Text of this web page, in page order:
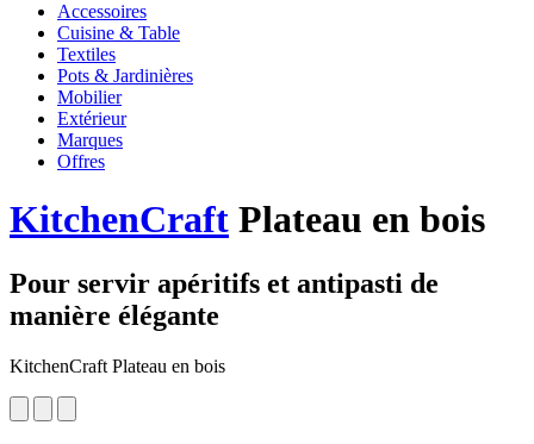
Accessoires
Cuisine & Table
Textiles
Pots & Jardinières
Mobilier
Extérieur
Marques
Offres
KitchenCraft Plateau en bois
Pour servir apéritifs et antipasti de
manière élégante
KitchenCraft Plateau en bois